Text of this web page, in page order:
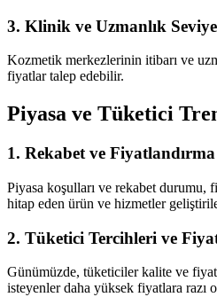
3. Klinik ve Uzmanlık
Kozmetik merkezlerinin itibarı ve
fiyatlar talep edebilir.
Piyasa ve Tüketici
1. Rekabet ve
Piyasa koşulları ve rekabet durumu,
hitap eden ürün ve hizmetler
2. Tüketici Tercihleri ve
Günümüzde, tüketiciler kalite ve
isteyenler daha yüksek fiyatlara